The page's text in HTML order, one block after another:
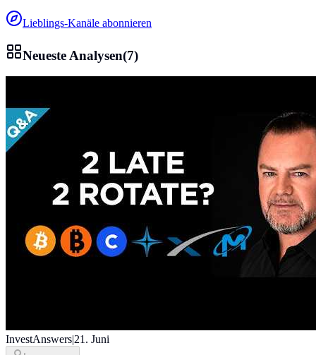
Lieblings-Kanäle abonnieren
Neueste Analysen(7)
InvestAnswers|21. Juni